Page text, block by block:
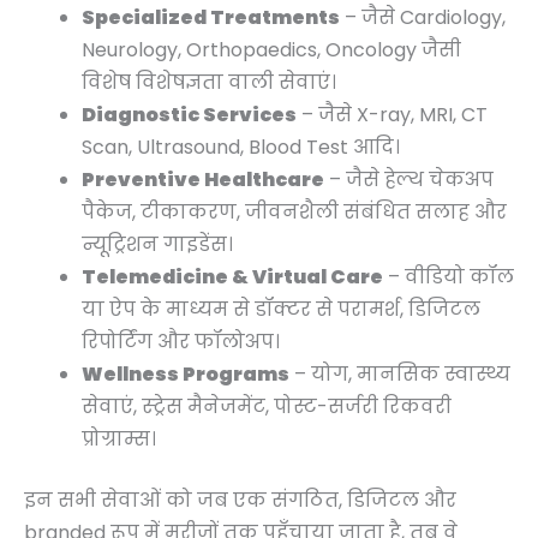
Specialized Treatments – जैसे Cardiology,
Neurology, Orthopaedics, Oncology जैसी
विशेष विशेषज्ञता वाली सेवाएं।
Diagnostic Services – जैसे X-ray, MRI, CT
Scan, Ultrasound, Blood Test आदि।
Preventive Healthcare – जैसे हेल्थ चेकअप
पैकेज, टीकाकरण, जीवनशैली संबंधित सलाह और
न्यूट्रिशन गाइडेंस।
Telemedicine & Virtual Care – वीडियो कॉल
या ऐप के माध्यम से डॉक्टर से परामर्श, डिजिटल
रिपोर्टिंग और फॉलोअप।
Wellness Programs – योग, मानसिक स्वास्थ्य
सेवाएं, स्ट्रेस मैनेजमेंट, पोस्ट-सर्जरी रिकवरी
प्रोग्राम्स।
इन सभी सेवाओं को जब एक संगठित, डिजिटल और
branded रूप में मरीजों तक पहुँचाया जाता है, तब वे